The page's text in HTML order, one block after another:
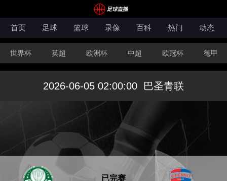
首页 足球 篮球 录像 百科 热门 动态
世界杯 英超 欧洲杯 中超 欧冠杯 德甲
CBA FIBA洲际杯
2026-06-05 02:00:00 巴圣青联
已完赛